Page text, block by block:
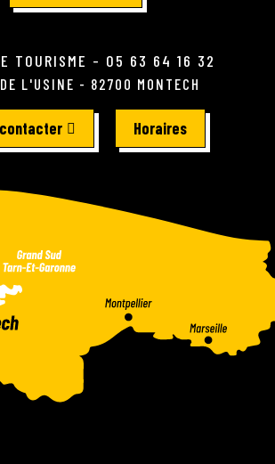
TOURISME - 05 63 64 16 32
L'USINE - 82700 MONTECH
Horaires